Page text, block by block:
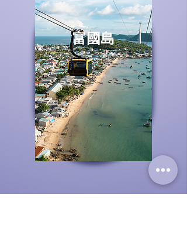
富國島